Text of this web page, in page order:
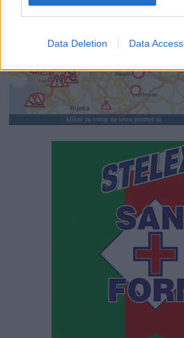
Data Deletion Data Access
klikni za vstop na www.promet.si